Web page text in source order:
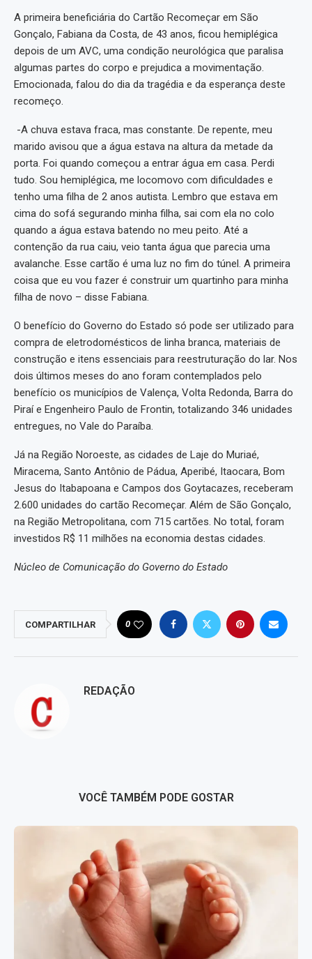
A primeira beneficiária do Cartão Recomeçar em São
Gonçalo, Fabiana da Costa, de 43 anos, ficou hemiplégica
depois de um AVC, uma condição neurológica que paralisa
algumas partes do corpo e prejudica a movimentação.
Emocionada, falou do dia da tragédia e da esperança deste
recomeço.
-A chuva estava fraca, mas constante. De repente, meu
marido avisou que a água estava na altura da metade da
porta. Foi quando começou a entrar água em casa. Perdi
tudo. Sou hemiplégica, me locomovo com dificuldades e
tenho uma filha de 2 anos autista. Lembro que estava em
cima do sofá segurando minha filha, sai com ela no colo
quando a água estava batendo no meu peito. Até a
contenção da rua caiu, veio tanta água que parecia uma
avalanche. Esse cartão é uma luz no fim do túnel. A primeira
coisa que eu vou fazer é construir um quartinho para minha
filha de novo – disse Fabiana.
O benefício do Governo do Estado só pode ser utilizado para
compra de eletrodomésticos de linha branca, materiais de
construção e itens essenciais para reestruturação do lar. Nos
dois últimos meses do ano foram contemplados pelo
benefício os municípios de Valença, Volta Redonda, Barra do
Piraí e Engenheiro Paulo de Frontin, totalizando 346 unidades
entregues, no Vale do Paraíba.
Já na Região Noroeste, as cidades de Laje do Muriaé,
Miracema, Santo Antônio de Pádua, Aperibé, Itaocara, Bom
Jesus do Itabapoana e Campos dos Goytacazes, receberam
2.600 unidades do cartão Recomeçar. Além de São Gonçalo,
na Região Metropolitana, com 715 cartões. No total, foram
investidos R$ 11 milhões na economia destas cidades.
Núcleo de Comunicação do Governo do Estado
COMPARTILHAR 0
REDAÇÃO
VOCÊ TAMBÉM PODE GOSTAR